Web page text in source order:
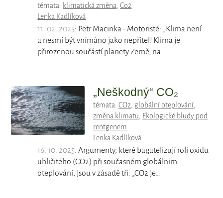
témata: klimatická změna,Co2
Lenka Kadlíková
11. 02. 2025: Petr Macinka - Motoristé: „Klima není
a nesmí být vnímáno jako nepřítel! Klima je
přirozenou součástí planety Země, na…
„Neškodný“ CO₂
témata: CO2, globální oteplování,
změna klimatu, Ekologické bludy pod
rentgenem
Lenka Kadlíková
16. 10. 2025: Argumenty, které bagatelizují roli oxidu
uhličitého (CO2​) při současném globálním
oteplování, jsou v zásadě tři: „CO2​ je…